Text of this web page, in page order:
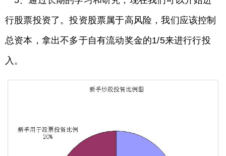
行股票投资了。投资股票属于高风险，我们应该控制
总资本，拿出不多于自有流动奖金的1/5来进行行投
入。